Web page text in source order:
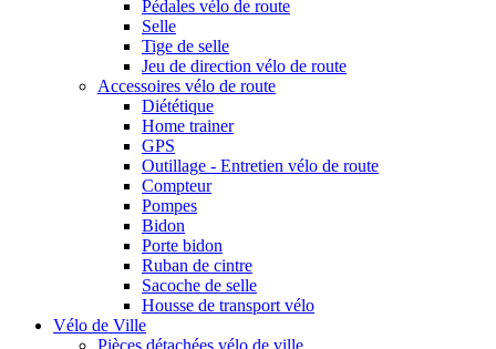
Pédales vélo de route
Selle
Tige de selle
Jeu de direction vélo de route
Accessoires vélo de route
Diététique
Home trainer
GPS
Outillage - Entretien vélo de route
Compteur
Pompes
Bidon
Porte bidon
Ruban de cintre
Sacoche de selle
Housse de transport vélo
Vélo de Ville
Pièces détachées vélo de ville